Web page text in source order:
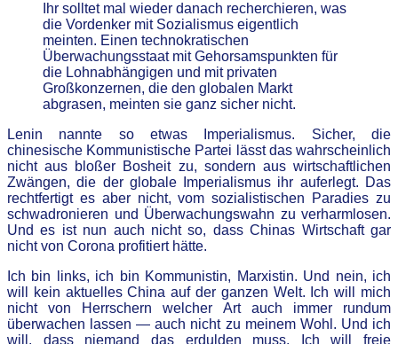
Ihr solltet mal wieder danach recherchieren, was
die Vordenker mit Sozialismus eigentlich
meinten. Einen technokratischen
Überwachungsstaat mit Gehorsamspunkten für
die Lohnabhängigen und mit privaten
Großkonzernen, die den globalen Markt
abgrasen, meinten sie ganz sicher nicht.
Lenin nannte so etwas Imperialismus. Sicher, die
chinesische Kommunistische Partei lässt das wahrscheinlich
nicht aus bloßer Bosheit zu, sondern aus wirtschaftlichen
Zwängen, die der globale Imperialismus ihr auferlegt. Das
rechtfertigt es aber nicht, vom sozialistischen Paradies zu
schwadronieren und Überwachungswahn zu verharmlosen.
Und es ist nun auch nicht so, dass Chinas Wirtschaft gar
nicht von Corona profitiert hätte.
Ich bin links, ich bin Kommunistin, Marxistin. Und nein, ich
will kein aktuelles China auf der ganzen Welt. Ich will mich
nicht von Herrschern welcher Art auch immer rundum
überwachen lassen — auch nicht zu meinem Wohl. Und ich
will, dass niemand das erdulden muss. Ich will freie